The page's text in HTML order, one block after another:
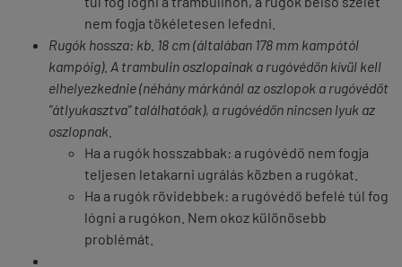
nem fogja tökéletesen lefedni.
Rugók hossza: kb. 18 cm (általában 178 mm kampótól
kampóig). A trambulin oszlopainak a rugóvédőn kívül kell
elhelyezkednie (néhány márkánál az oszlopok a rugóvédőt
"átlyukasztva" találhatóak), a rugóvédőn nincsen lyuk az
oszlopnak.
Ha a rugók hosszabbak: a rugóvédő nem fogja
teljesen letakarni ugrálás közben a rugókat.
Ha a rugók rövidebbek: a rugóvédő befelé túl fog
lógni a rugókon. Nem okoz különösebb
problémát.